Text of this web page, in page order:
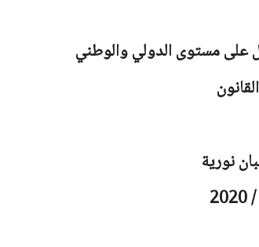
على مستوى الدولي والوطني
نورية